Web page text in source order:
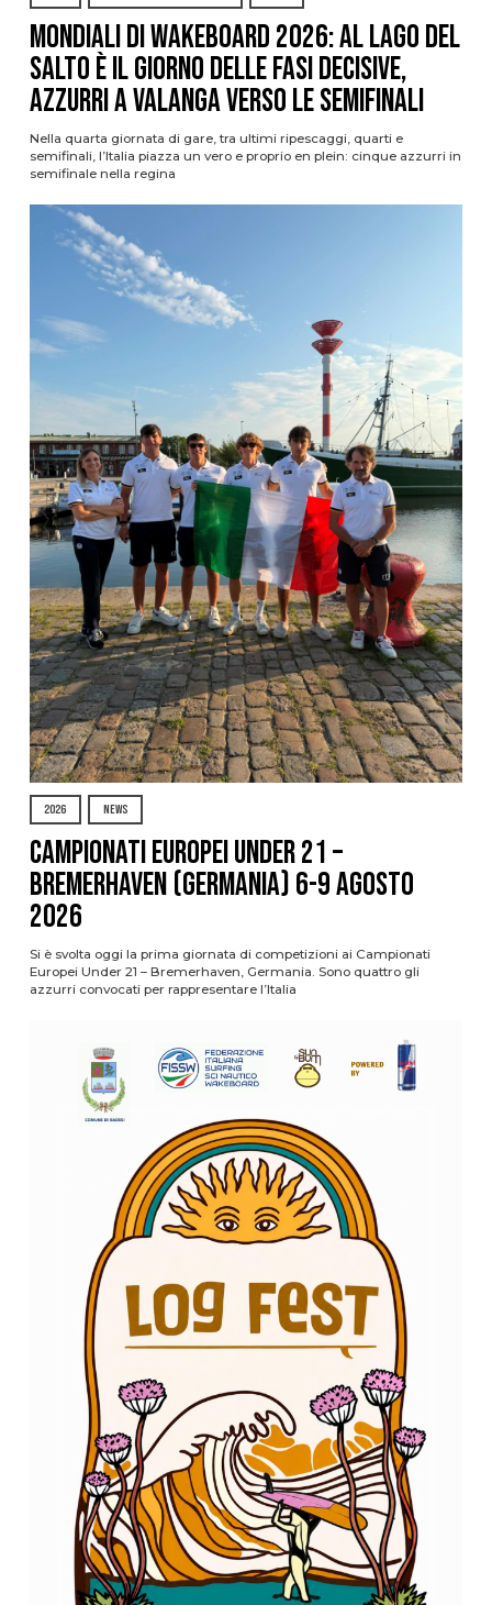
Mondiali di Wakeboard 2026: al Lago del
Salto è il giorno delle fasi decisive,
azzurri a valanga verso le semifinali
Nella quarta giornata di gare, tra ultimi ripescaggi, quarti e
semifinali, l’Italia piazza un vero e proprio en plein: cinque azzurri in
semifinale nella regina
2026 NEWS
Campionati Europei Under 21 –
Bremerhaven (Germania) 6-9 agosto
2026
Si è svolta oggi la prima giornata di competizioni ai Campionati
Europei Under 21 – Bremerhaven, Germania. Sono quattro gli
azzurri convocati per rappresentare l’Italia